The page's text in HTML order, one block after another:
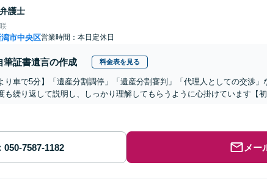
弁護士
市中央区営業時間：本日定休日
筆証書遺言の作成 料金表を見る
り車で5分】「遺産分割調停」「遺産分割審判」「代理人としての交渉
も繰り返して説明し、しっかり理解してもらうように心掛けています【初
メー